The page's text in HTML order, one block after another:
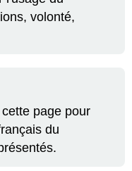
volonté,
page pour
du